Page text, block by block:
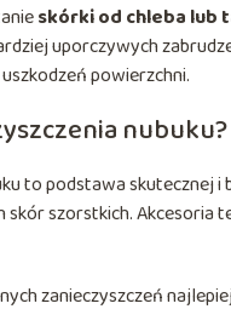
skórki od chleba lub
uporczywych
powierzchni.
nubuku?
to podstawa skutecznej
skór szorstkich.
zanieczyszczeń